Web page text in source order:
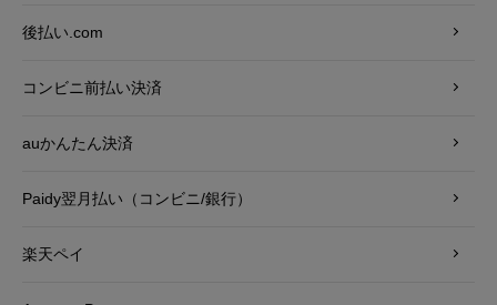
後払い.com
コンビニ前払い決済
auかんたん決済
Paidy翌月払い（コンビニ/銀行）
楽天ペイ